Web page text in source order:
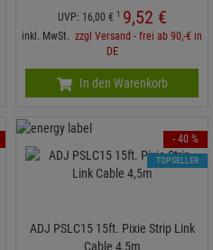
UVP: 16,00 € 1 9,52 €
inkl. MwSt. zzgl Versand - frei ab 90,-€ in
DE
In den Warenkorb
ADJ PSLC15 15ft. Pixie Strip Link
Cable 4,5m
- 40 %
TOPSELLER